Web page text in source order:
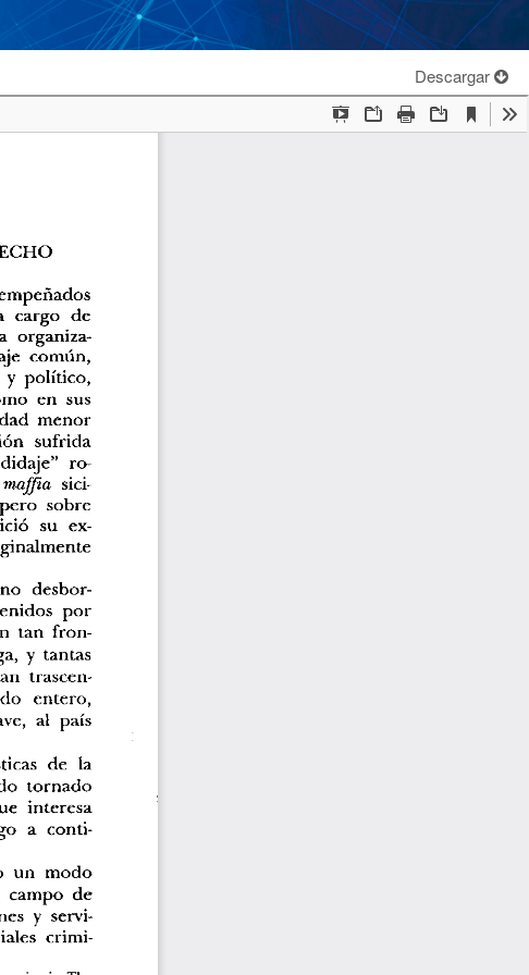
Descargar